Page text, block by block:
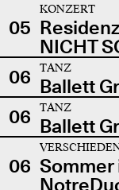
05
KONZERT
NICHT
06
TANZ
Ballett
06
TANZ
Ballett
06 Sommer